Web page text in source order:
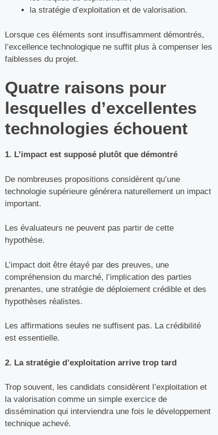
la stratégie d’exploitation et de valorisation.
Lorsque ces éléments sont insuffisamment démontrés,
l’excellence technologique ne suffit plus à compenser les
faiblesses du projet.
Quatre raisons pour
lesquelles d’excellentes
technologies échouent
1. L’impact est supposé plutôt que démontré
De nombreuses propositions considèrent qu’une
technologie supérieure générera naturellement un impact
important.
Les évaluateurs ne peuvent pas partir de cette
hypothèse.
L’impact doit être étayé par des preuves, une
compréhension du marché, l’implication des parties
prenantes, une stratégie de déploiement crédible et des
hypothèses réalistes.
Les affirmations seules ne suffisent pas. La crédibilité
est essentielle.
2. La stratégie d’exploitation arrive trop tard
Trop souvent, les candidats considèrent l’exploitation et
la valorisation comme un simple exercice de
dissémination qui interviendra une fois le développement
technique achevé.